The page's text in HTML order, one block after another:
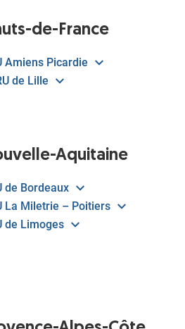
de-France
Amiens Picardie
de Lille
Aquitaine
de Bordeaux
La Miletrie – Poitiers
de Limoges